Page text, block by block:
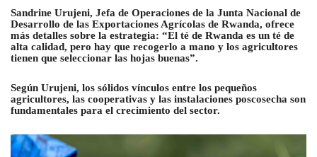
Sandrine Urujeni, Jefa de Operaciones de la Junta Nacional de
Desarrollo de las Exportaciones Agrícolas de Rwanda, ofrece
más detalles sobre la estrategia: “El té de Rwanda es un té de
alta calidad, pero hay que recogerlo a mano y los agricultores
tienen que seleccionar las hojas buenas”.
Según Urujeni, los sólidos vínculos entre los pequeños
agricultores, las cooperativas y las instalaciones poscosecha son
fundamentales para el crecimiento del sector.